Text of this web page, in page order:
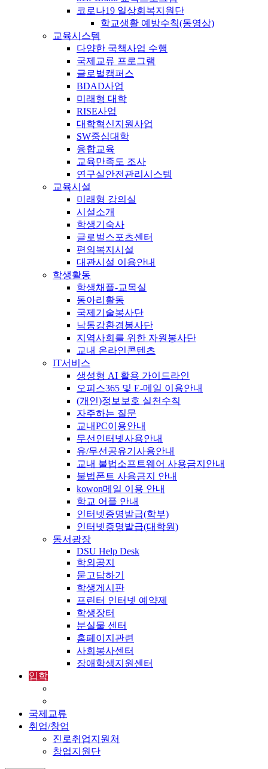
코로나19 일상회복지원단
학교생활 예방수칙(동영상)
교육시스템
다양한 국책사업 수행
국제교류 프로그램
글로벌캠퍼스
BDAD사업
미래형 대학
RISE사업
대학혁신지원사업
SW중심대학
융합교육
교육만족도 조사
연구실안전관리시스템
교육시설
미래형 강의실
시설소개
학생기숙사
글로벌스포츠센터
편의복지시설
대관시설 이용안내
학생활동
학생채플-교목실
동아리활동
국제기술봉사단
낙동강환경봉사단
지역사회를 위한 자원봉사단
교내 온라인콘텐츠
IT서비스
생성형 AI 활용 가이드라인
오피스365 및 E-메일 이용안내
(개인)정보보호 실천수칙
자주하는 질문
교내PC이용안내
무선인터넷사용안내
유/무선공유기사용안내
교내 불법소프트웨어 사용금지안내
불법폰트 사용금지 안내
kowon메일 이용 안내
학교 어플 안내
인터넷증명발급(학부)
인터넷증명발급(대학원)
동서광장
DSU Help Desk
학외공지
묻고답하기
학생게시판
프린터 인터넷 예약제
학생장터
분실물 센터
홈페이지관련
사회봉사센터
장애학생지원센터
입학
국제교류
취업/창업
진로취업지원처
창업지원단